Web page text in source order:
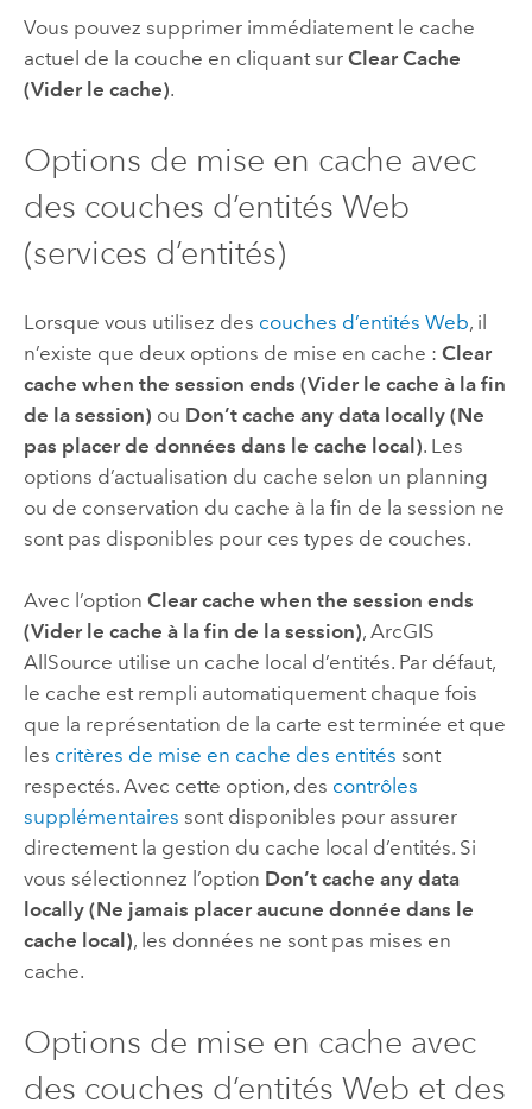
Vous pouvez supprimer immédiatement le cache
actuel de la couche en cliquant sur Clear Cache
(Vider le cache).
Options de mise en cache avec
des couches d’entités Web
(services d’entités)
Lorsque vous utilisez des couches d’entités Web, il
n’existe que deux options de mise en cache : Clear
cache when the session ends (Vider le cache à la fin
de la session) ou Don’t cache any data locally (Ne
pas placer de données dans le cache local). Les
options d’actualisation du cache selon un planning
ou de conservation du cache à la fin de la session ne
sont pas disponibles pour ces types de couches.
Avec l’option Clear cache when the session ends
(Vider le cache à la fin de la session), ArcGIS
AllSource utilise un cache local d’entités. Par défaut,
le cache est rempli automatiquement chaque fois
que la représentation de la carte est terminée et que
les critères de mise en cache des entités sont
respectés. Avec cette option, des contrôles
supplémentaires sont disponibles pour assurer
directement la gestion du cache local d’entités. Si
vous sélectionnez l’option Don’t cache any data
locally (Ne jamais placer aucune donnée dans le
cache local), les données ne sont pas mises en
cache.
Options de mise en cache avec
des couches d’entités Web et des